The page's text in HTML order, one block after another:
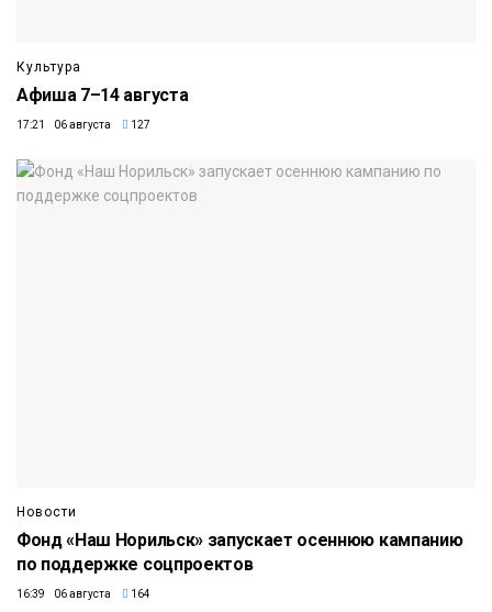
Культура
Афиша 7–14 августа
17:21 06 августа 127
Новости
Фонд «Наш Норильск» запускает осеннюю кампанию
по поддержке соцпроектов
16:39 06 августа 164